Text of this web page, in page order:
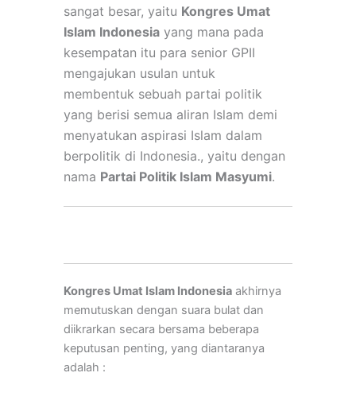
sangat besar, yaitu Kongres Umat
Islam Indonesia yang mana pada
kesempatan itu para senior GPII
mengajukan usulan untuk
membentuk sebuah partai politik
yang berisi semua aliran Islam demi
menyatukan aspirasi Islam dalam
berpolitik di Indonesia., yaitu dengan
nama Partai Politik Islam Masyumi.
Kongres Umat Islam Indonesia akhirnya
memutuskan dengan suara bulat dan
diikrarkan secara bersama beberapa
keputusan penting, yang diantaranya
adalah :